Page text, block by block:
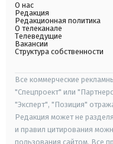
О нас
Редакция
Редакционная политика
О телеканале
Телеведущие
Вакансии
Структура собственности
Все коммерческие
"Спецпроект" или
"Эксперт", "Позиция"
Редакция может не
и правил цитирования
пользования сайтом. Все